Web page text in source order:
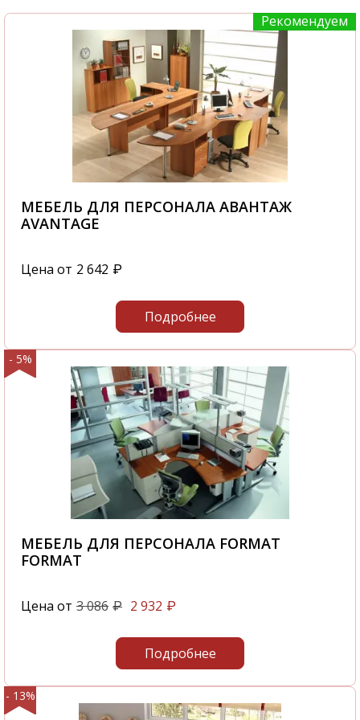
Рекомендуем
МЕБЕЛЬ ДЛЯ ПЕРСОНАЛА АВАНТАЖ
AVANTAGE
Цена от 2 642 ₽
Подробнее
- 5%
МЕБЕЛЬ ДЛЯ ПЕРСОНАЛА FORMAT
FORMAT
Цена от 3 086 ₽ 2 932 ₽
Подробнее
- 13%